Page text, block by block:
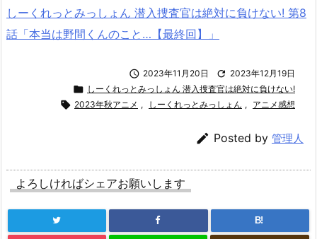
しーくれっとみっしょん 潜入捜査官は絶対に負けない! 第8
話「本当は野間くんのこと…【最終回】」
 2023年11月20日  2023年12月19日
 しーくれっとみっしょん 潜入捜査官は絶対に負けない!
 2023年秋アニメ , しーくれっとみっしょん , アニメ感想
 Posted by 管理人
よろしければシェアお願いします
B!